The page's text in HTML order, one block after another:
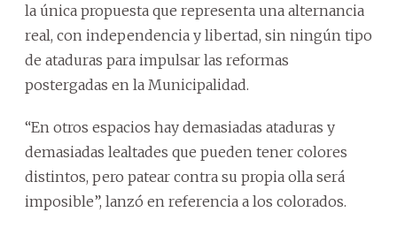
la única propuesta que representa una alternancia
real, con independencia y libertad, sin ningún tipo
de ataduras para impulsar las reformas
postergadas en la Municipalidad.
“En otros espacios hay demasiadas ataduras y
demasiadas lealtades que pueden tener colores
distintos, pero patear contra su propia olla será
imposible”, lanzó en referencia a los colorados.